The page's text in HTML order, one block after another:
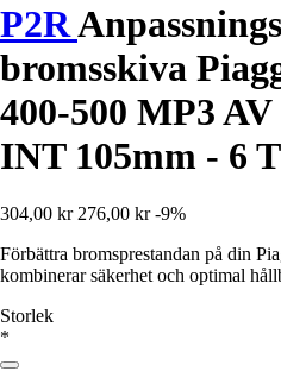
P2R
bromsskiva
400-500 MP3
INT 105mm - 6
304,00 kr 276,00 kr -9%
Förbättra bromsprestandan på din
kombinerar säkerhet och optimal
Storlek
*